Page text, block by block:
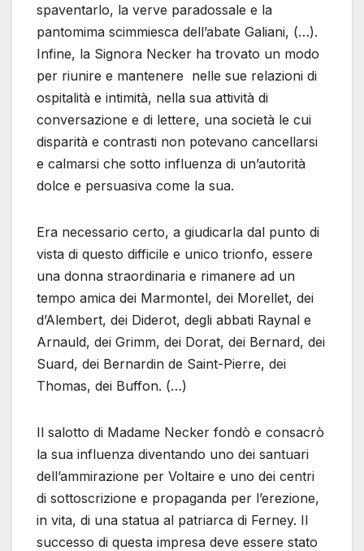
spaventarlo, la verve paradossale e la
pantomima scimmiesca dell’abate Galiani, (…).
Infine, la Signora Necker ha trovato un modo
per riunire e mantenere nelle sue relazioni di
ospitalità e intimità, nella sua attività di
conversazione e di lettere, una società le cui
disparità e contrasti non potevano cancellarsi
e calmarsi che sotto influenza di un’autorità
dolce e persuasiva come la sua.
Era necessario certo, a giudicarla dal punto di
vista di questo difficile e unico trionfo, essere
una donna straordinaria e rimanere ad un
tempo amica dei Marmontel, dei Morellet, dei
d’Alembert, dei Diderot, degli abbati Raynal e
Arnauld, dei Grimm, dei Dorat, dei Bernard, dei
Suard, dei Bernardin de Saint-Pierre, dei
Thomas, dei Buffon. (…)
Il salotto di Madame Necker fondò e consacrò
la sua influenza diventando uno dei santuari
dell’ammirazione per Voltaire e uno dei centri
di sottoscrizione e propaganda per l’erezione,
in vita, di una statua al patriarca di Ferney. Il
successo di questa impresa deve essere stato